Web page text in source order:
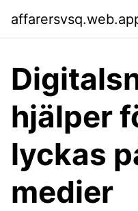
hjälper
lyckas
medier